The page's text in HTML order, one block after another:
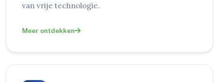
van vrije technologie.
Meer ontdekken